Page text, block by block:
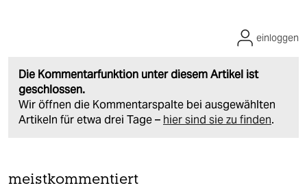
Die Kommentarfunktion unter diesem Artikel ist
geschlossen.
Wir öffnen die Kommentarspalte bei ausgewählten
Artikeln für etwa drei Tage – hier sind sie zu finden.
einloggen
meistkommentiert